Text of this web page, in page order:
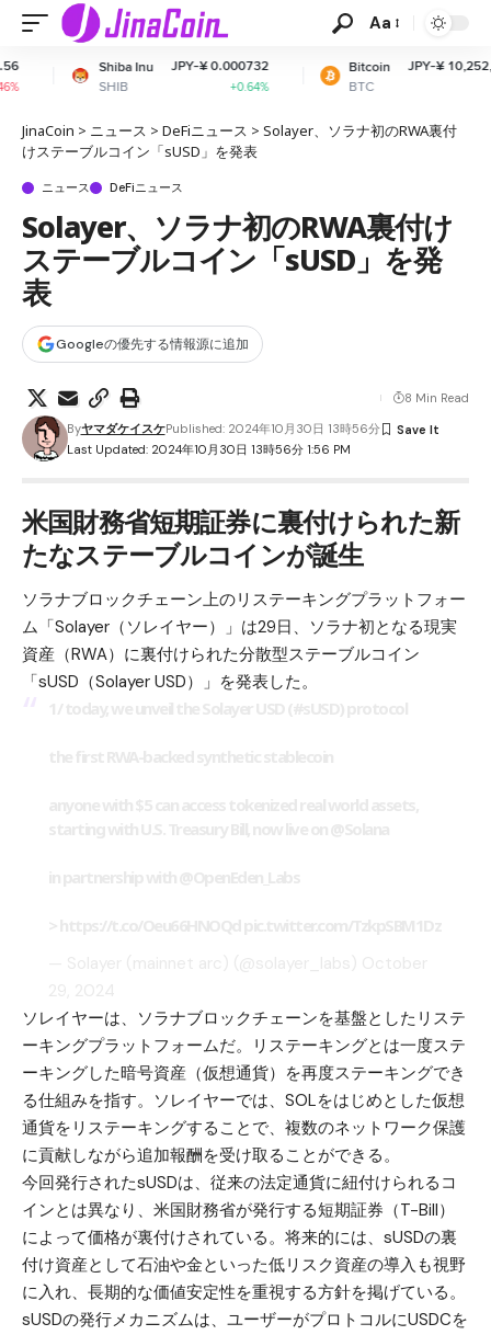
Aa
Inu
JPY-¥ 0.000732
+0.64%
Bitcoin
BTC
JPY-¥ 10,252,811.92
JinaCoin > ニュース > DeFiニュース > Solayer、ソラナ初のRWA裏付
けステーブルコイン「sUSD」を発表
ニュース DeFiニュース
Solayer、ソラナ初のRWA裏付け
ステーブルコイン「sUSD」を発
表
Googleの優先する情報源に追加
Last Updated: 2024年10月30日 13時56分 1:56 PM
ByヤマダケイスケPublished: 2024年10月30日 13時56分
8 Min Read
米国財務省短期証券に裏付けられた新
たなステーブルコインが誕生
ソラナブロックチェーン上のリステーキングプラットフォー
ム「Solayer（ソレイヤー）」は29日、ソラナ初となる現実
資産（RWA）に裏付けられた分散型ステーブルコイン
「sUSD（Solayer USD）」を発表した。
ソレイヤーは、ソラナブロックチェーンを基盤としたリステ
ーキングプラットフォームだ。リステーキングとは一度ステ
ーキングした暗号資産（仮想通貨）を再度ステーキングでき
る仕組みを指す。ソレイヤーでは、SOLをはじめとした仮想
通貨をリステーキングすることで、複数のネットワーク保護
に貢献しながら追加報酬を受け取ることができる。
今回発行されたsUSDは、従来の法定通貨に紐付けられるコ
インとは異なり、米国財務省が発行する短期証券（T-Bill）
によって価格が裏付けされている。将来的には、sUSDの裏
付け資産として石油や金といった低リスク資産の導入も視野
に入れ、長期的な価値安定性を重視する方針を掲げている。
sUSDの発行メカニズムは、ユーザーがプロトコルにUSDCを